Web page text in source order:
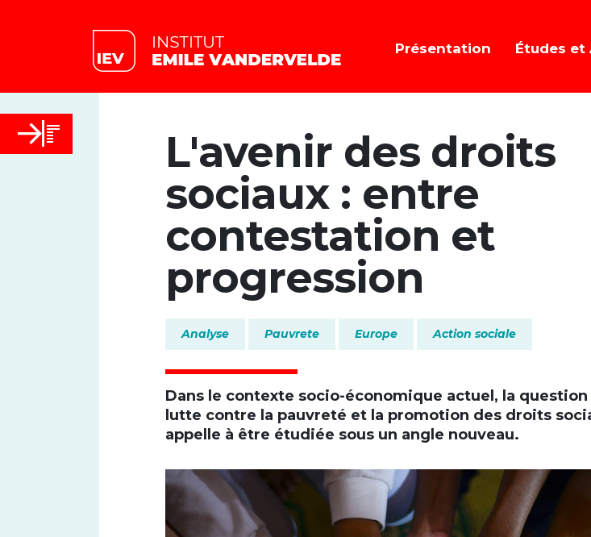
Présentation Études et
Font size
L'avenir des droits
sociaux : entre
contestation et
progression
Analyse Pauvrete Europe Action sociale
Dans le contexte socio-économique actuel, la question
lutte contre la pauvreté et la promotion des droits
appelle à être étudiée sous un angle nouveau.